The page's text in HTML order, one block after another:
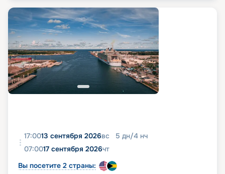
17:0013 сентября 2026вс 5 дн/4 нч
07:0017 сентября 2026чт
Вы посетите 2 страны: